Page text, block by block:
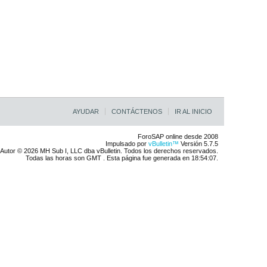
AYUDAR CONTÁCTENOS IR AL INICIO
ForoSAP online desde 2008
Impulsado por vBulletin™ Versión 5.7.5
© 2026 MH Sub I, LLC dba vBulletin. Todos los derechos reservados.
Todas las horas son GMT . Esta página fue generada en 18:54:07.